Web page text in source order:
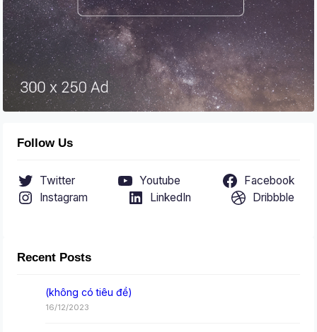
Follow Us
Twitter Youtube
Facebook
Instagram
LinkedIn Dribbble
Recent Posts
(không có tiêu đề)
16/12/2023